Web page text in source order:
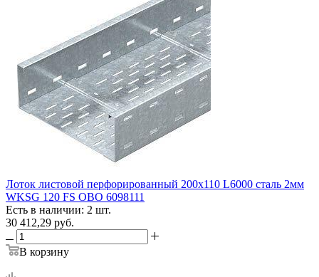
Лоток листовой перфорированный 200х110 L6000 сталь 2мм
WKSG 120 FS OBO 6098111
Есть в наличии: 2 шт.
30 412,29 руб.
В корзину